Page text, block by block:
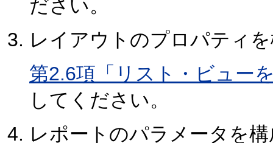
ださい。
レイアウトのプロパティ
第2.6項「リスト・ビュー
してください。
レポートのパラメータを